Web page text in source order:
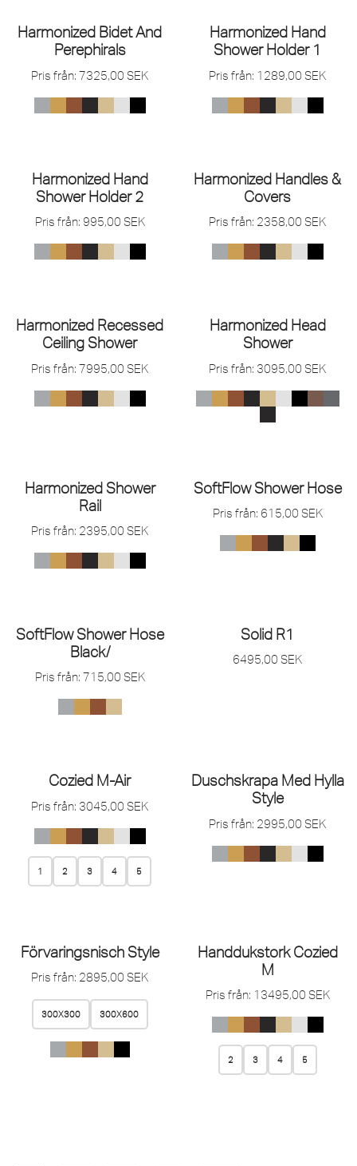
Harmonized Bidet And
Perephirals
Pris från: 7325,00 SEK
Harmonized Hand
Shower Holder 1
Pris från: 1289,00 SEK
Harmonized Hand
Shower Holder 2
Pris från: 995,00 SEK
Harmonized Handles &
Covers
Pris från: 2358,00 SEK
Harmonized Recessed
Ceiling Shower
Pris från: 7995,00 SEK
Harmonized Head
Shower
Pris från: 3095,00 SEK
Harmonized Shower
Rail
Pris från: 2395,00 SEK
SoftFlow Shower Hose
Pris från: 615,00 SEK
SoftFlow Shower Hose
Black/
Pris från: 715,00 SEK
Solid R1
6495,00 SEK
Cozied M-Air
Pris från: 3045,00 SEK
1 2 3 4 5
Duschskrapa Med Hylla
Style
Pris från: 2995,00 SEK
Förvaringsnisch Style
Pris från: 2895,00 SEK
300X300 300X600
Handdukstork Cozied
M
Pris från: 13495,00 SEK
2 3 4 5